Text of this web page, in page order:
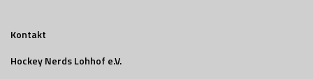
Kontakt
Hockey Nerds Lohhof e.V.